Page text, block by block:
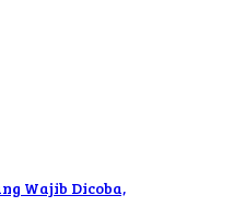
Wajib Dicoba,